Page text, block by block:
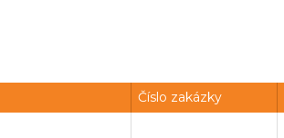
Číslo zakázky